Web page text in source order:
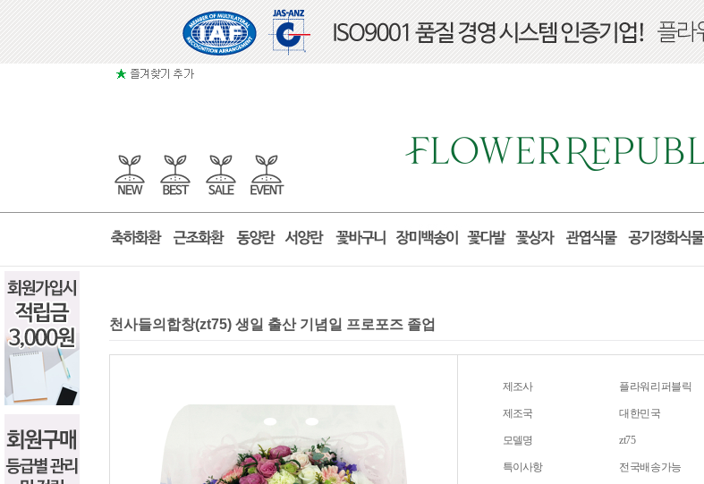
천사들의합창(zt75) 생일 출산 기념일 프로포즈 졸업
제조사 플라워리퍼블릭
제조국 대한민국
모델명 zt75
특이사항 전국배송가능